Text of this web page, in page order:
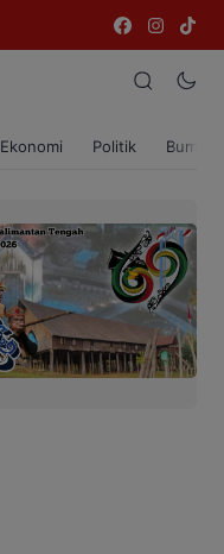
Ekonomi Politik Bumi